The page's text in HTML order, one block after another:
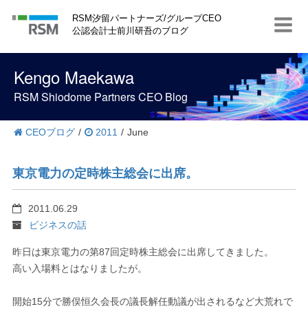
t
RSM汐留パートナーズ/グループCEO
公認会計士前川研吾のブログ
Kengo Maekawa
RSM Shiodome Partners CEO Blog
CEOブログ / 2011 / June
東京電力の定時株主総会に出席。
2011.06.29
ビジネスの話
昨日は東京電力の第87回定時株主総会に出席してきました。
高い入場料とはなりましたが。
開始15分で勝俣恒久会長の議長解任動議が出されるなど大荒れで